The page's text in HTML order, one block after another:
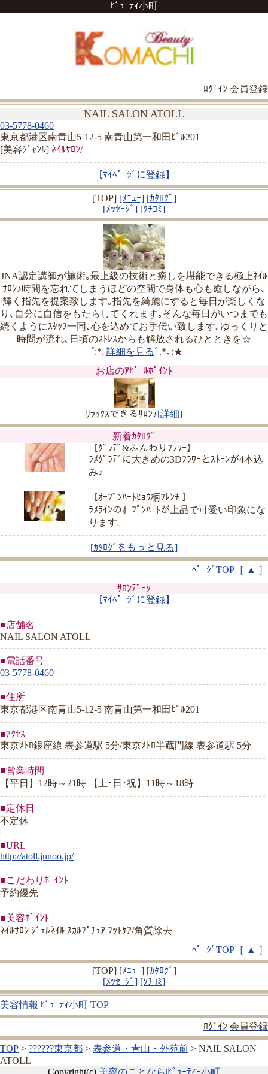
ﾋﾞｭｰﾃｨ小町
ﾛｸﾞｲﾝ 会員登録
NAIL SALON ATOLL
03-5778-0460
東京都港区南青山5-12-5 南青山第一和田ﾋﾞﾙ201
[美容ｼﾞｬﾝﾙ] ﾈｲﾙｻﾛﾝ/
【ﾏｲﾍﾟｰｼﾞに登録】
[TOP] [ﾒﾆｭｰ] [ｶﾀﾛｸﾞ]
[ﾒｯｾｰｼﾞ] [ｸﾁｺﾐ]
JNA認定講師が施術｡最上級の技術と癒しを堪能できる極上ﾈｲﾙ
ｻﾛﾝ♪時間を忘れてしまうほどの空間で身体も心も癒しながら､
輝く指先を提案致します｡指先を綺麗にすると毎日が楽しくな
り､自分に自信をもたらしてくれます｡そんな毎日がいつまでも
続くようにｽﾀｯﾌ一同､心を込めてお手伝い致します｡ゆっくりと
時間が流れ､日頃のｽﾄﾚｽからも解放されるひとときを☆
゜:*. 詳細を見るﾞ.*｡:★
お店のｱﾋﾟｰﾙﾎﾟｲﾝﾄ
ﾘﾗｯｸｽできるｻﾛﾝ♪[詳細]
新着ｶﾀﾛｸﾞ
【ｸﾞﾗﾃﾞ&ふんわりﾌﾗﾜｰ】
ﾗﾒｸﾞﾗﾃﾞに大きめの3Dﾌﾗﾜｰとｽﾄｰﾝが4本込
み♪
【ｵｰﾌﾟﾝﾊｰﾄﾋｮｳ柄ﾌﾚﾝﾁ 】
ﾗﾒﾗｲﾝのｵｰﾌﾟﾝﾊｰﾄが上品で可愛い印象にな
ります｡
[ｶﾀﾛｸﾞをもっと見る]
ﾍﾟｰｼﾞTOP［ ▲ ］
ｻﾛﾝﾃﾞｰﾀ
【ﾏｲﾍﾟｰｼﾞに登録】
■店舗名
NAIL SALON ATOLL
■電話番号
03-5778-0460
■住所
東京都港区南青山5-12-5 南青山第一和田ﾋﾞﾙ201
■ｱｸｾｽ
東京ﾒﾄﾛ銀座線 表参道駅 5分/東京ﾒﾄﾛ半蔵門線 表参道駅 5分
■営業時間
【平日】12時～21時 【土･日･祝】11時～18時
■定休日
不定休
■URL
http://atoll.junoo.jp/
■こだわりﾎﾟｲﾝﾄ
予約優先
■美容ﾎﾟｲﾝﾄ
ﾈｲﾙｻﾛﾝ ｼﾞｪﾙﾈｲﾙ ｽｶﾙﾌﾟﾁｭｱ ﾌｯﾄｹｱ/角質除去
ﾍﾟｰｼﾞTOP［ ▲ ］
[TOP] [ﾒﾆｭｰ] [ｶﾀﾛｸﾞ]
[ﾒｯｾｰｼﾞ] [ｸﾁｺﾐ]
美容情報|ﾋﾞｭｰﾃｨ小町 TOP
ﾛｸﾞｲﾝ 会員登録
TOP > ??????東京都 > 表参道・青山・外苑前 > NAIL SALON
ATOLL
Copyright(c) 美容のことなら|ﾋﾞｭｰﾃｨｰ小町